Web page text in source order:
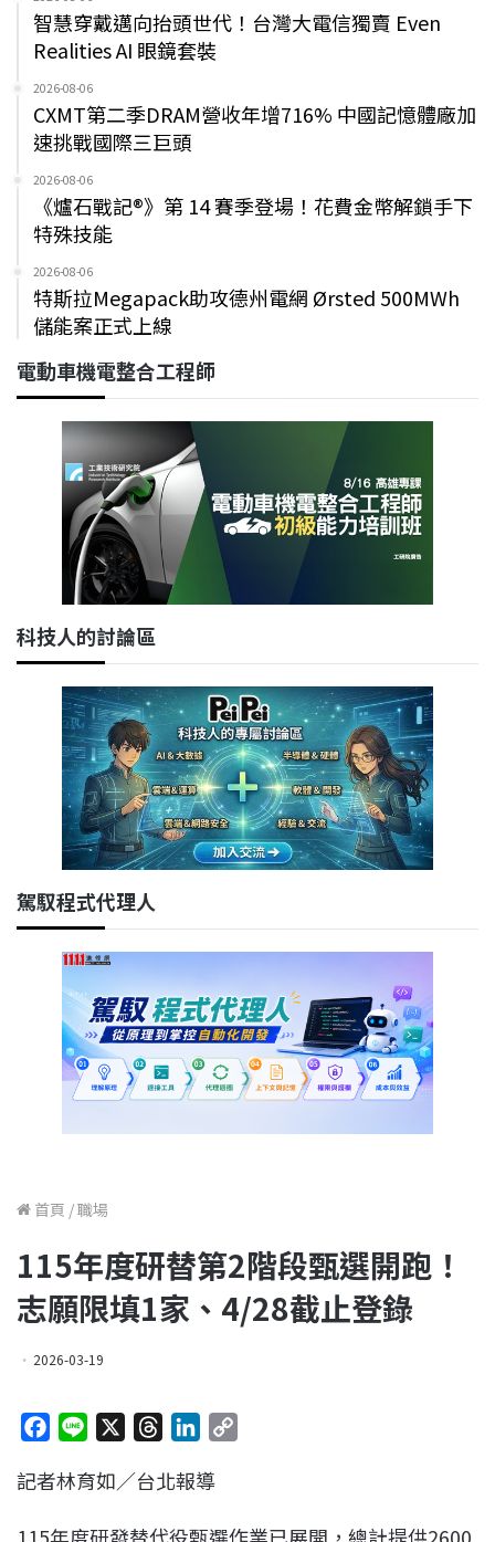
智慧穿戴邁向抬頭世代！台灣大電信獨賣 Even
Realities AI 眼鏡套裝
2026-08-06
CXMT第二季DRAM營收年增716% 中國記憶體廠加
速挑戰國際三巨頭
2026-08-06
《爐石戰記®》第 14 賽季登場！花費金幣解鎖手下
特殊技能
2026-08-06
特斯拉Megapack助攻德州電網 Ørsted 500MWh
儲能案正式上線
電動車機電整合工程師
科技人的討論區
駕馭程式代理人